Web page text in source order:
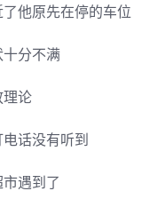
他原先在停的车位
分不满
论
话没有听到
遇到了